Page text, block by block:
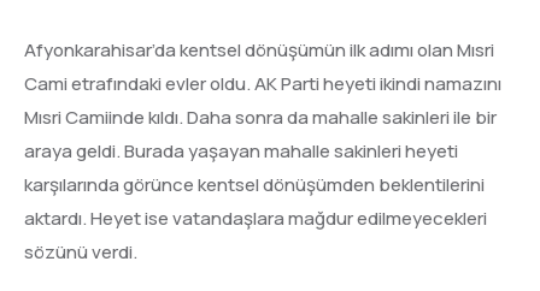
Afyonkarahisar’da kentsel dönüşümün ilk adımı olan Mısri
Cami etrafındaki evler oldu. AK Parti heyeti ikindi namazını
Mısri Camiinde kıldı. Daha sonra da mahalle sakinleri ile bir
araya geldi. Burada yaşayan mahalle sakinleri heyeti
karşılarında görünce kentsel dönüşümden beklentilerini
aktardı. Heyet ise vatandaşlara mağdur edilmeyecekleri
sözünü verdi.